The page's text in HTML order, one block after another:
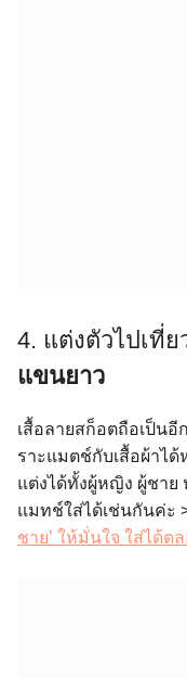
4. แต่งตัวไปเที่
แขนยาว
เสื้อลายสก็อตถือเป็น
ราะแมตช์กับเสื้อผ้าไ
แต่งได้ทั้งผู้หญิง ผู้ชาย
แมทช์ใส่ได้เช่นกันค่ะ
ชาย’ ให้มั่นใจ ใส่ได้ต